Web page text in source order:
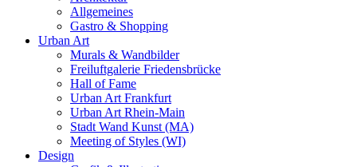
Allgemeines
Gastro & Shopping
Urban Art
Murals & Wandbilder
Freiluftgalerie Friedensbrücke
Hall of Fame
Urban Art Frankfurt
Urban Art Rhein-Main
Stadt Wand Kunst (MA)
Meeting of Styles (WI)
Design